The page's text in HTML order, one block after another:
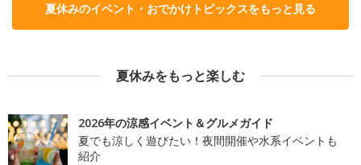
夏休みのイベント・おでかけトピックスをもっと見る
夏休みをもっと楽しむ
2026年の涼感イベント＆グルメガイド
夏でも涼しく遊びたい！夜間開催や水系イベントも
紹介